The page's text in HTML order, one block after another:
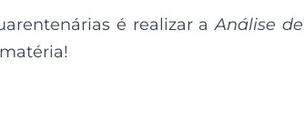
é realizar aAnálise de